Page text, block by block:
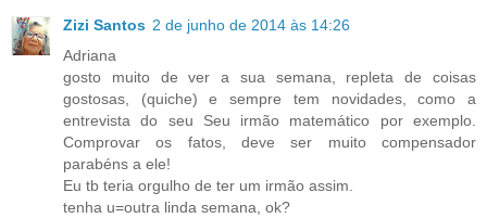
Zizi Santos 2 de junho de 2014 às 14:26
Adriana
gosto muito de ver a sua semana, repleta de coisas
gostosas, (quiche) e sempre tem novidades, como a
entrevista do seu Seu irmão matemático por exemplo.
Comprovar os fatos, deve ser muito compensador
parabéns a ele!
Eu tb teria orgulho de ter um irmão assim.
tenha u=outra linda semana, ok?